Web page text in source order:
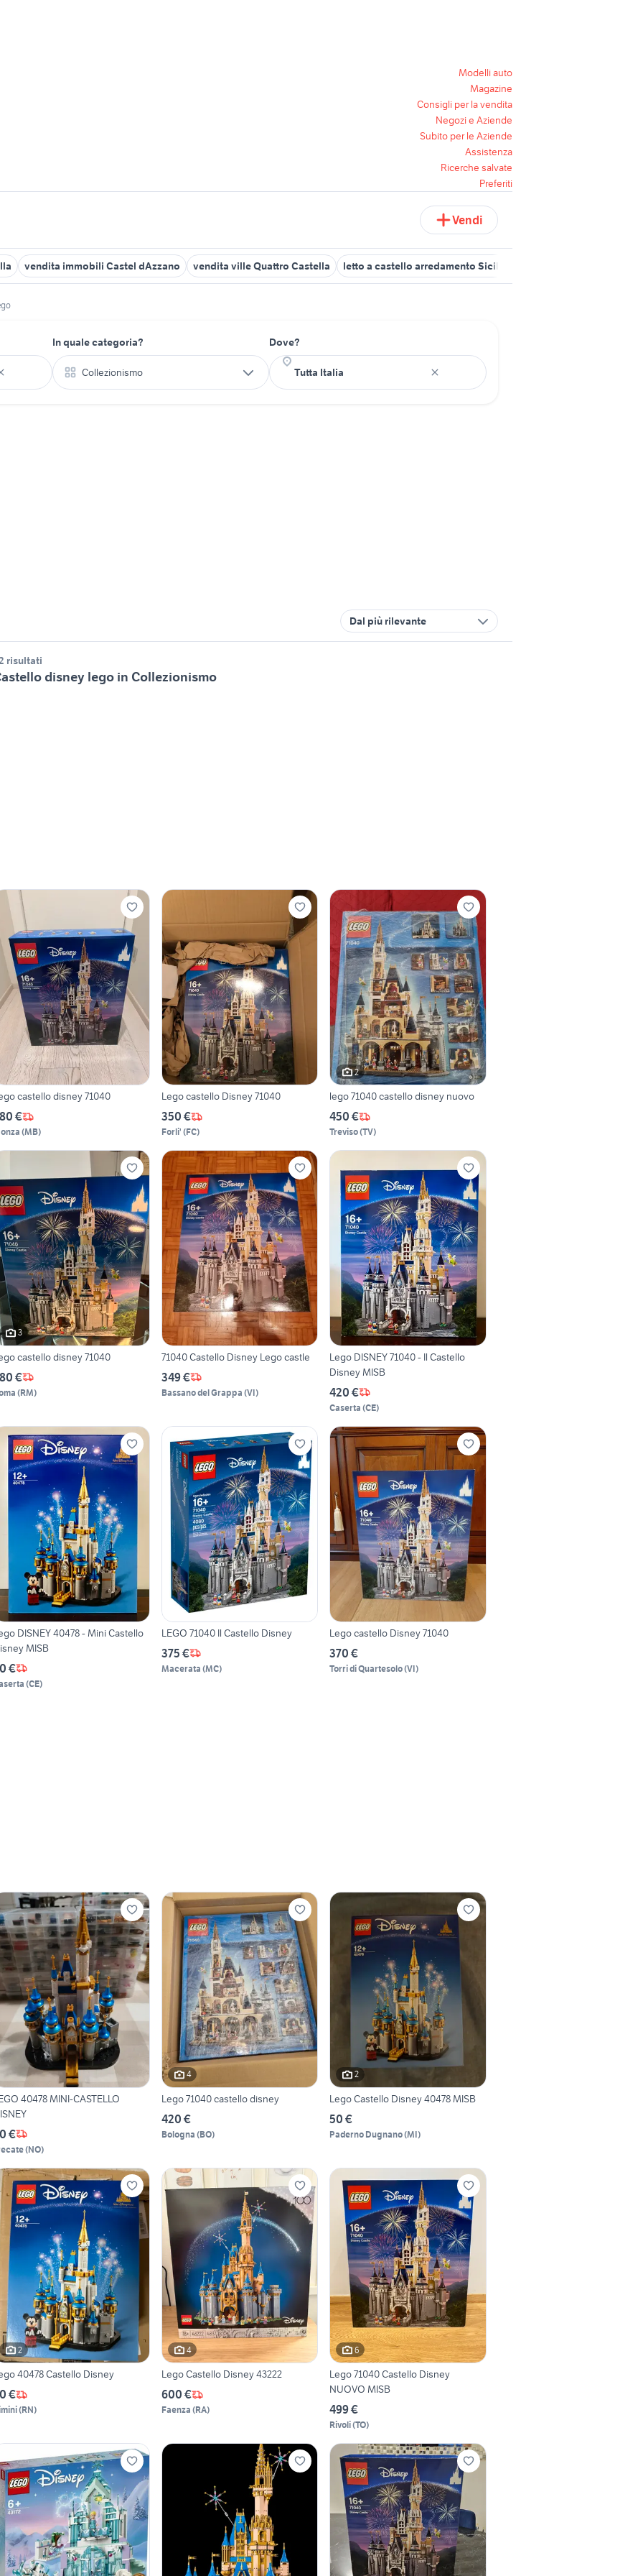
Modelli auto
Magazine
Consigli per la vendita
Negozi e Aziende
Subito per le Aziende
Assistenza
Ricerche salvate
Preferiti
Vendi
vendita immobili Castel dAzzano vendita ville Quattro Castella letto a castello arredamento Sicilia
In quale categoria?
Collezionismo
Dove?
Dal più rilevante
risultati
disney lego in Collezionismo
castello disney 71040
€
(MB)
Lego castello Disney 71040
350 €
Forli' (FC)
2
lego 71040 castello disney nuovo
450 €
Treviso(TV)
3
castello disney 71040
€
(RM)
71040 Castello Disney Lego castle
349 €
Bassano del Grappa (VI)
Lego DISNEY 71040 - Il Castello
Disney MISB
420 €
Caserta (CE)
DISNEY 40478 - Mini Castello
MISB
€
(CE)
LEGO 71040 Il Castello Disney
375 €
Macerata (MC)
Lego castello Disney 71040
370 €
Torri di Quartesolo(VI)
40478 MINI-CASTELLO
€
(NO)
4
Lego 71040 castello disney
420 €
Bologna (BO)
2
Lego Castello Disney 40478 MISB
50 €
Paderno Dugnano(MI)
2
40478 Castello Disney
€
(RN)
4
Lego Castello Disney 43222
600 €
Faenza (RA)
6
Lego 71040 Castello Disney
NUOVO MISB
499 €
Rivoli(TO)